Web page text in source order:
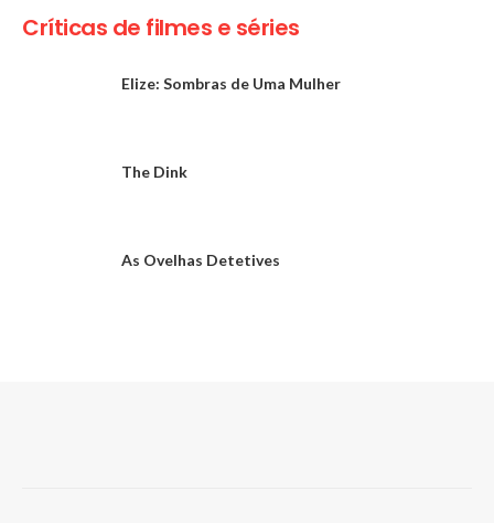
Críticas de filmes e séries
Elize: Sombras de Uma Mulher
The Dink
As Ovelhas Detetives